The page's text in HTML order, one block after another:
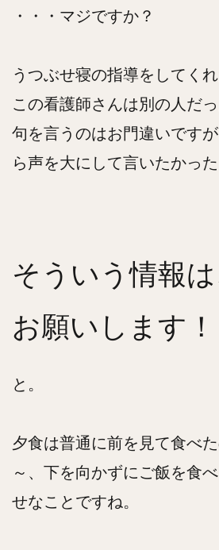
・・・マジですか？
うつぶせ寝の指導をしてく
この看護師さんは別の人だ
句を言うのはお門違いです
ら声を大にして言いたかった
そういう情報
お願いします！
と。
夕食は普通に前を見て食べ
～、下を向かずにご飯を食
せなことですね。